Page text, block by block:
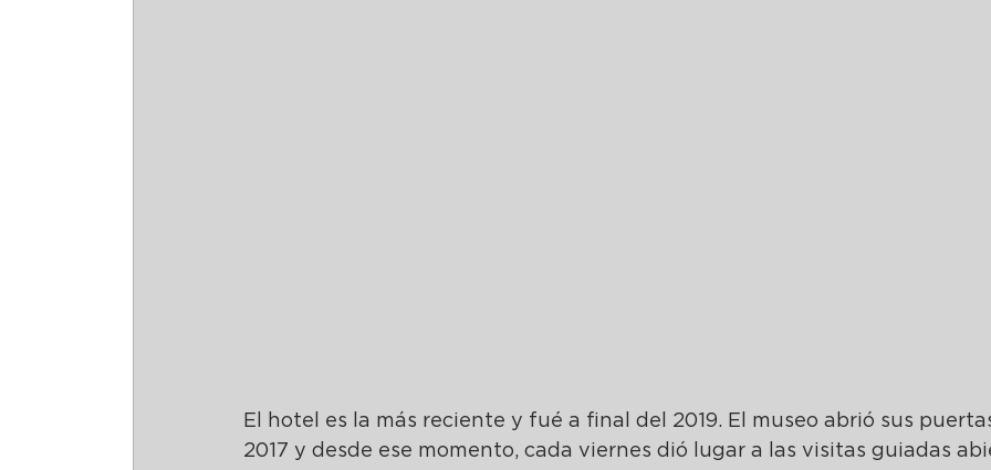
El hotel es la más reciente y fué a final del 2019. El museo abrió sus
2017 y desde ese momento, cada viernes dió lugar a las visitas guiadas